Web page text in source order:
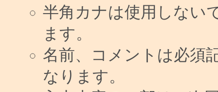
半角カナは使用しない
ます。
名前、コメントは必須
なります。